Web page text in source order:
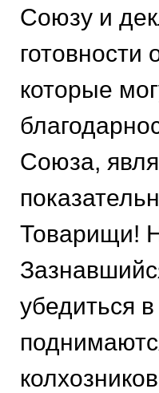
Союзу и
которые
Союза,
Товарищи!
убедиться